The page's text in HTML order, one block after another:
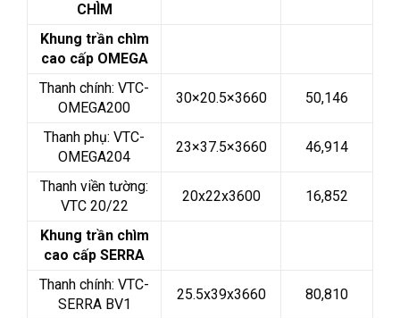
CHÌM
Khung trần chìm
cao cấp OMEGA
Thanh chính: VTC-
OMEGA200
30×20.5×3660 50,146
Thanh phụ: VTC-
OMEGA204
23×37.5×3660 46,914
Thanh viền tường:
VTC 20/22
20x22x3600 16,852
Khung trần chìm
cao cấp SERRA
Thanh chính: VTC-
SERRA BV1
25.5x39x3660 80,810